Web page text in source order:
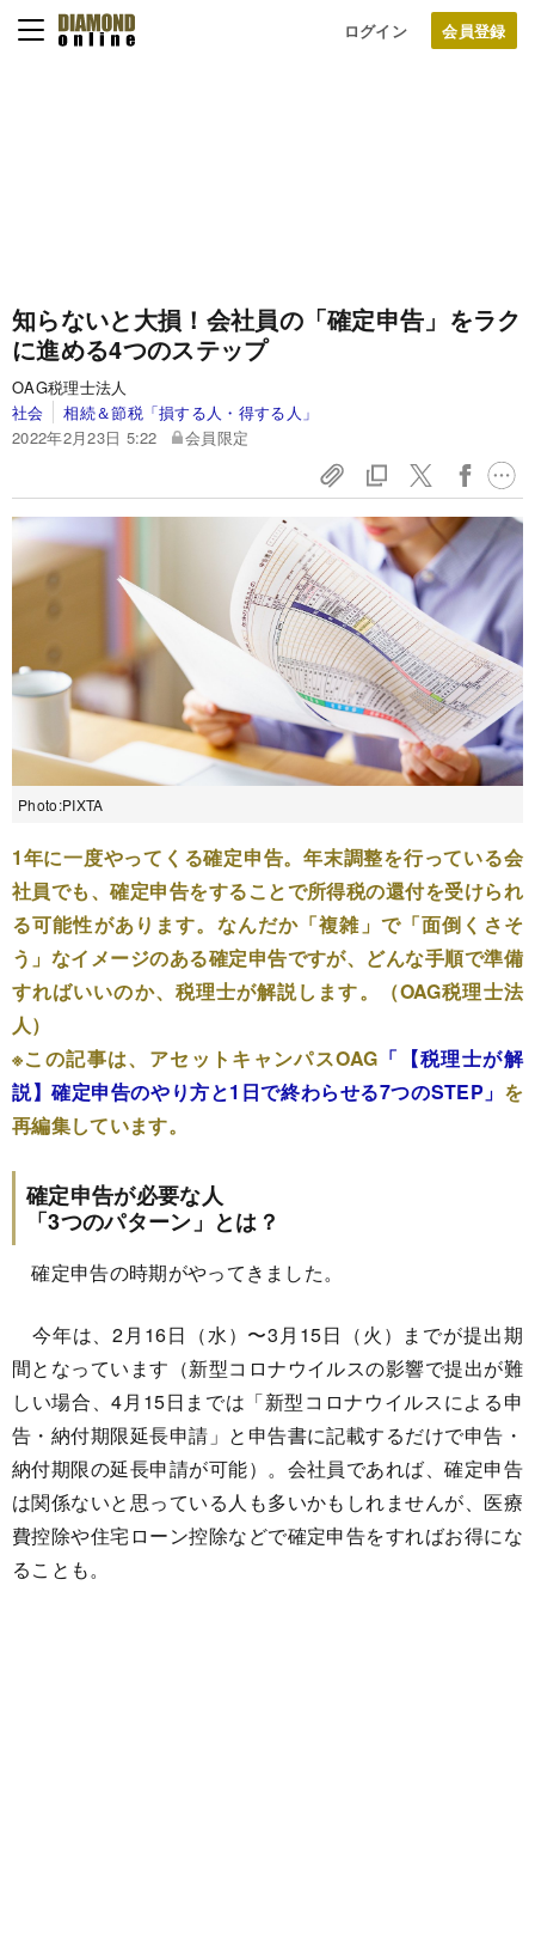
ログイン
知らないと大損！会社員の「確定申告」をラク
に進める4つのステップ
OAG税理士法人
社会
相続＆節税「損する人・得する人」
2022年2月23日 5:22
会員限定
Photo:PIXTA
1年に一度やってくる確定申告。年末調整を行っている会
社員でも、確定申告をすることで所得税の還付を受けられ
る可能性があります。なんだか「複雑」で「面倒くさそ
う」なイメージのある確定申告ですが、どんな手順で準備
すればいいのか、税理士が解説します。（OAG税理士法
人）
※この記事は、アセットキャンパスOAG 「【税理士が解
説】確定申告のやり方と1日で終わらせる7つのSTEP」 を
再編集しています。
確定申告が必要な人
「3つのパターン」とは？
確定申告の時期がやってきました。
今年は、2月16日（水）〜3月15日（火）までが提出期
間となっています（新型コロナウイルスの影響で提出が難
しい場合、4月15日までは「新型コロナウイルスによる申
告・納付期限延長申請」と申告書に記載するだけで申告・
納付期限の延長申請が可能）。会社員であれば、確定申告
は関係ないと思っている人も多いかもしれませんが、医療
費控除や住宅ローン控除などで確定申告をすればお得にな
ることも。